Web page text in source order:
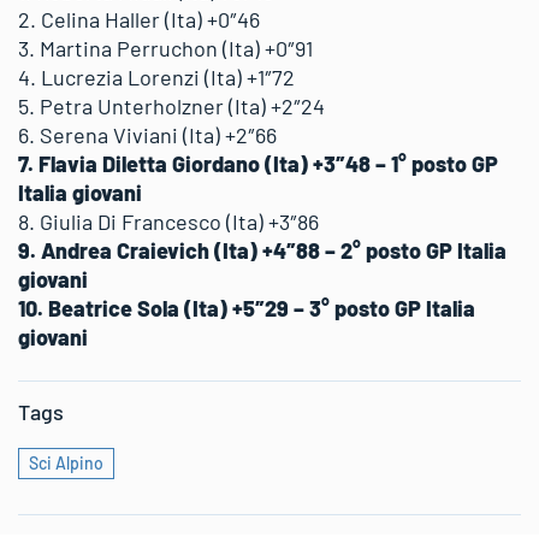
2. Celina Haller (Ita) +0″46
3. Martina Perruchon (Ita) +0″91
4. Lucrezia Lorenzi (Ita) +1″72
5. Petra Unterholzner (Ita) +2″24
6. Serena Viviani (Ita) +2″66
7. Flavia Diletta Giordano (Ita) +3″48 – 1° posto GP
Italia giovani
8. Giulia Di Francesco (Ita) +3″86
9. Andrea Craievich (Ita) +4″88 – 2° posto GP Italia
giovani
10. Beatrice Sola (Ita) +5″29 – 3° posto GP Italia
giovani
Tags
Sci Alpino